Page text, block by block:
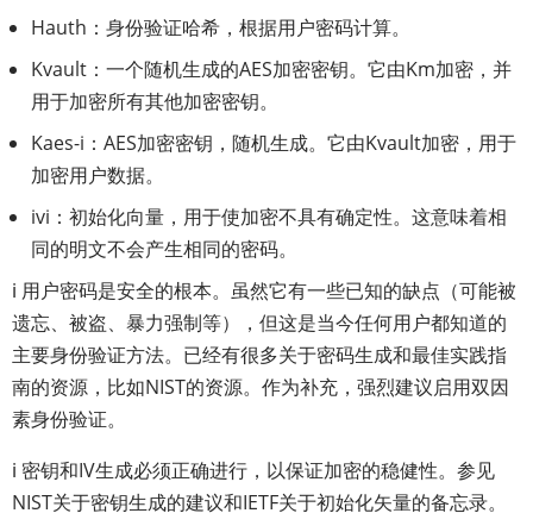
Hauth：身份验证哈希，根据用户密码计算。
Kvault：一个随机生成的AES加密密钥。它由Km加密，并
用于加密所有其他加密密钥。
Kaes-i：AES加密密钥，随机生成。它由Kvault加密，用于
加密用户数据。
ivi：初始化向量，用于使加密不具有确定性。这意味着相
同的明文不会产生相同的密码。
ℹ️ 用户密码是安全的根本。虽然它有一些已知的缺点（可能被
遗忘、被盗、暴力强制等），但这是当今任何用户都知道的
主要身份验证方法。已经有很多关于密码生成和最佳实践指
南的资源，比如NIST的资源。作为补充，强烈建议启用双因
素身份验证。
ℹ️ 密钥和IV生成必须正确进行，以保证加密的稳健性。参见
NIST关于密钥生成的建议和IETF关于初始化矢量的备忘录。